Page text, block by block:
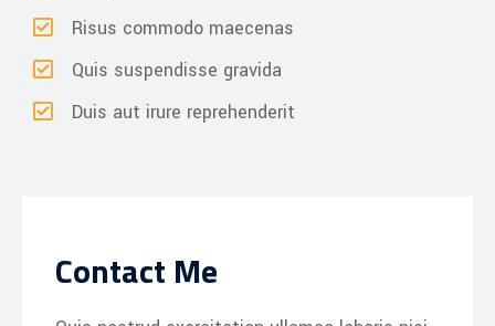
Risus commodo maecenas
Quis suspendisse gravida
Duis aut irure reprehenderit
Contact Me